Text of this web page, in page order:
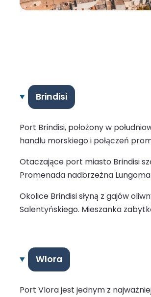
Brindisi
Port Brindisi, położony w
handlu morskiego i połączeń
Otaczające port miasto Brindisi
Promenada nadbrzeżna
Okolice Brindisi słyną z gajów
Salentyńskiego. Mieszanka
Wlora
Port Vlora jest jednym z